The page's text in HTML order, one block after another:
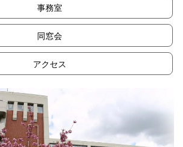
事務室
同窓会
アクセス